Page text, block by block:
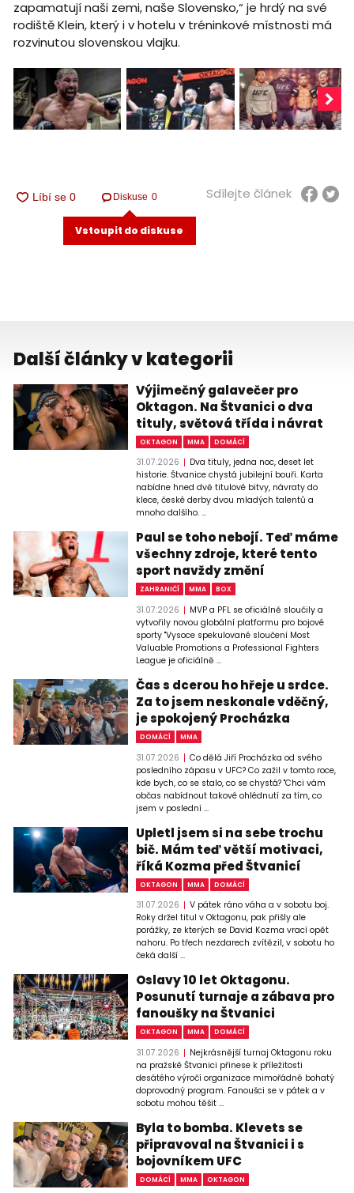
zapamatují naši zemi, naše Slovensko,“ je hrdý na své
rodiště Klein, který i v hotelu v tréninkové místnosti má
rozvinutou slovenskou vlajku.
Diskuse 0
Vstoupit do diskuse
Sdílejte článek
Další články v kategorii
Výjimečný galavečer pro
Oktagon. Na Štvanici o dva
tituly, světová třída i návrat
OKTAGON MMA DOMÁCÍ
31.07.2026
Dva tituly, jedna noc, deset let
historie. Štvanice chystá jubilejní bouři. Karta
nabídne hned dvě titulové bitvy, návraty do
klece, české derby dvou mladých talentů a
mnoho dalšího. ...
Paul se toho nebojí. Teď máme
všechny zdroje, které tento
sport navždy změní
ZAHRANIČÍ MMA BOX
31.07.2026
MVP a PFL se oficiálně sloučily a
vytvořily novou globální platformu pro bojové
sporty "Vysoce spekulované sloučení Most
Valuable Promotions a Professional Fighters
League je oficiálně ...
Čas s dcerou ho hřeje u srdce.
Za to jsem neskonale vděčný,
je spokojený Procházka
DOMÁCÍ MMA
31.07.2026
Co dělá Jiří Procházka od svého
posledního zápasu v UFC? Co zažil v tomto roce,
kde bych, co se stalo, co se chystá? "Chci vám
občas nabídnout takové ohlédnutí za tím, co
jsem v poslední ...
Upletl jsem si na sebe trochu
bič. Mám teď větší motivaci,
říká Kozma před Štvanicí
OKTAGON MMA DOMÁCÍ
31.07.2026
V pátek ráno váha a v sobotu boj.
Roky držel titul v Oktagonu, pak přišly ale
porážky, ze kterých se David Kozma vrací opět
nahoru. Po třech nezdarech zvítězil, v sobotu ho
čeká další ...
Oslavy 10 let Oktagonu.
Posunutí turnaje a zábava pro
fanoušky na Štvanici
OKTAGON MMA DOMÁCÍ
31.07.2026
Nejkrásnější turnaj Oktagonu roku
na pražské Štvanici přinese k příležitosti
desátého výročí organizace mimořádně bohatý
doprovodný program. Fanoušci se v pátek a v
sobotu mohou těšit ...
Byla to bomba. Klevets se
připravoval na Štvanici i s
bojovníkem UFC
DOMÁCÍ MMA OKTAGON